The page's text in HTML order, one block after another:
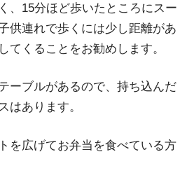
、15分ほど歩いたところにスー
供連れで歩くには少し距離があ
てくることをお勧めします。
ーブルがあるので、持ち込んだ
はあります。
を広げてお弁当を食べている方